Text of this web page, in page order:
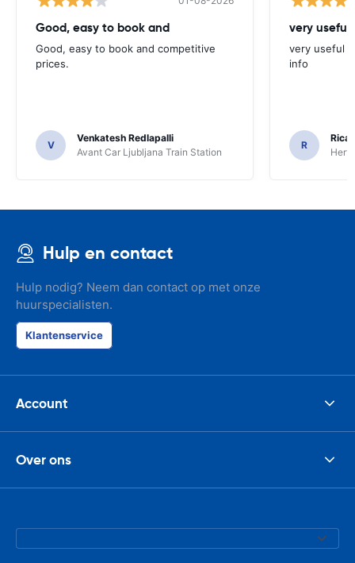
Good, easy to book and
Good, easy to book and competitive
prices.
V
Venkatesh Redlapalli
Avant Car Ljubljana Train Station
very useful
very useful
info
R
Hulp en contact
Hulp nodig? Neem dan contact op met onze
huurspecialisten.
Klantenservice
Account
Over ons